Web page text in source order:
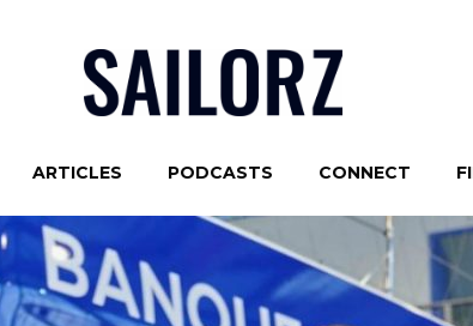
ARTICLES PODCASTS CONNECT